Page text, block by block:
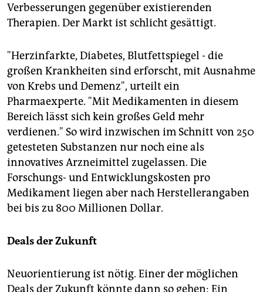
Verbesserungen gegenüber existierenden
Therapien. Der Markt ist schlicht gesättigt.
"Herzinfarkte, Diabetes, Blutfettspiegel - die
großen Krankheiten sind erforscht, mit Ausnahme
von Krebs und Demenz", urteilt ein
Pharmaexperte. "Mit Medikamenten in diesem
Bereich lässt sich kein großes Geld mehr
verdienen." So wird inzwischen im Schnitt von 250
getesteten Substanzen nur noch eine als
innovatives Arzneimittel zugelassen. Die
Forschungs- und Entwicklungskosten pro
Medikament liegen aber nach Herstellerangaben
bei bis zu 800 Millionen Dollar.
Deals der Zukunft
Neuorientierung ist nötig. Einer der möglichen
Deals der Zukunft könnte dann so gehen: Ein